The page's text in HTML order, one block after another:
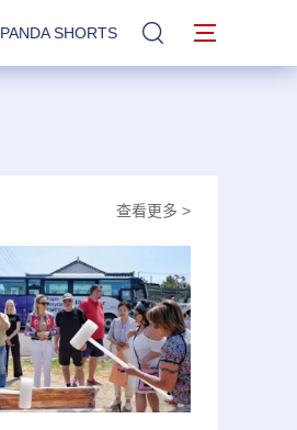
PANDA SHORTS 站内搜索
查看更多 >